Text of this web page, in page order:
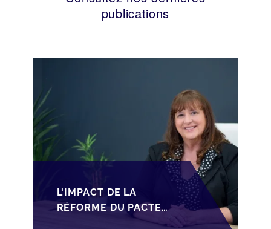
publications
L'IMPACT DE LA
RÉFORME DU PACTE
DUTREIL SUR LA